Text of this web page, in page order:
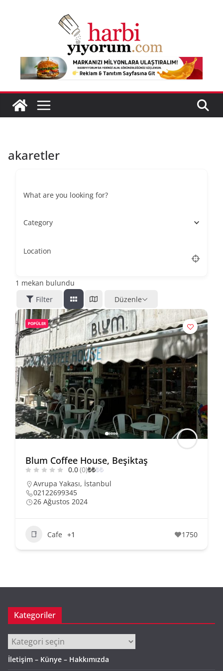
akaretler
What are you looking for?
Category
Location
1 mekan bulundu
Filter
Düzenle
POPÜLER
Blum Coffee House, Beşiktaş
0.0(0)₺₺₺₺
Avrupa Yakası, İstanbul
02122699345
26 Ağustos 2024
Cafe +1 1750
Kategoriler
Kategoriler
İletişim – Künye – Hakkımızda